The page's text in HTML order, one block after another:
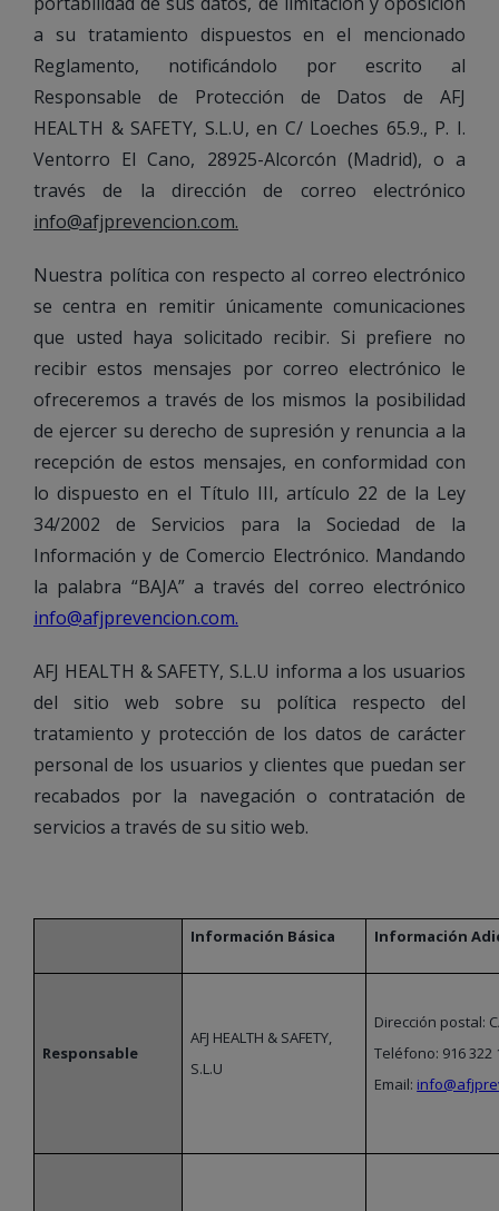
a su tratamiento dispuestos en el mencionado
Reglamento, notificándolo por escrito al
Responsable de Protección de Datos de AFJ
HEALTH & SAFETY, S.L.U, en C/ Loeches 65.9., P. I.
Ventorro El Cano, 28925-Alcorcón (Madrid), o a
través de la dirección de correo electrónico
info@afjprevencion.com.
Nuestra política con respecto al correo electrónico
se centra en remitir únicamente comunicaciones
que usted haya solicitado recibir. Si prefiere no
recibir estos mensajes por correo electrónico le
ofreceremos a través de los mismos la posibilidad
de ejercer su derecho de supresión y renuncia a la
recepción de estos mensajes, en conformidad con
lo dispuesto en el Título III, artículo 22 de la Ley
34/2002 de Servicios para la Sociedad de la
Información y de Comercio Electrónico. Mandando
la palabra “BAJA” a través del correo electrónico
info@afjprevencion.com.
AFJ HEALTH & SAFETY, S.L.U informa a los usuarios
del sitio web sobre su política respecto del
tratamiento y protección de los datos de carácter
personal de los usuarios y clientes que puedan ser
recabados por la navegación o contratación de
servicios a través de su sitio web.
Información Básica Información
Responsable
AFJ HEALTH & SAFETY,
S.L.U
Dirección postal:
Teléfono: 916 322
Email: